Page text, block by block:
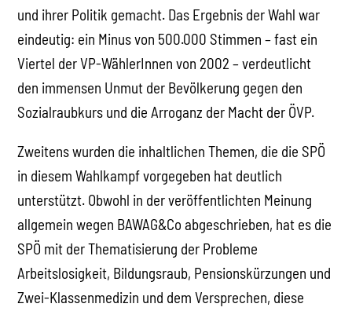
und ihrer Politik gemacht. Das Ergebnis der Wahl war
eindeutig: ein Minus von 500.000 Stimmen – fast ein
Viertel der VP-WählerInnen von 2002 – verdeutlicht
den immensen Unmut der Bevölkerung gegen den
Sozialraubkurs und die Arroganz der Macht der ÖVP.
Zweitens wurden die inhaltlichen Themen, die die SPÖ
in diesem Wahlkampf vorgegeben hat deutlich
unterstützt. Obwohl in der veröffentlichten Meinung
allgemein wegen BAWAG&Co abgeschrieben, hat es die
SPÖ mit der Thematisierung der Probleme
Arbeitslosigkeit, Bildungsraub, Pensionskürzungen und
Zwei-Klassenmedizin und dem Versprechen, diese